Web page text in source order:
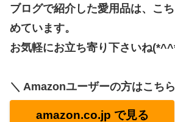
ブログで紹介した愛用品は、こ
めています。
お気軽にお立ち寄り下さいね
＼ Amazonユーザーの方はこち
amazon.co.jp で見る